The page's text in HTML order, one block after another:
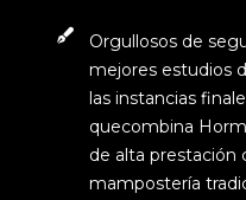
Orgullosos de
mejores estudios
las instancias
quecombina
de alta prestación
mampostería